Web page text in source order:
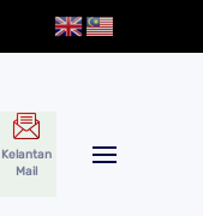
Kelantan
Mail